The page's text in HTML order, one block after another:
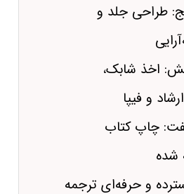
طراحی جلد و
اخذ شابک،
و فیپا
چاپ کتاب
شده
و حرفه‌ای ترجمه